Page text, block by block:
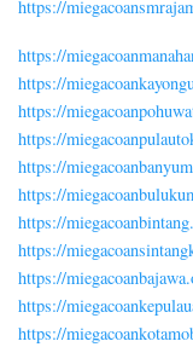
https://
https://
https://
https://
https://
https://
https://
https://
https://
https://
https://
https://